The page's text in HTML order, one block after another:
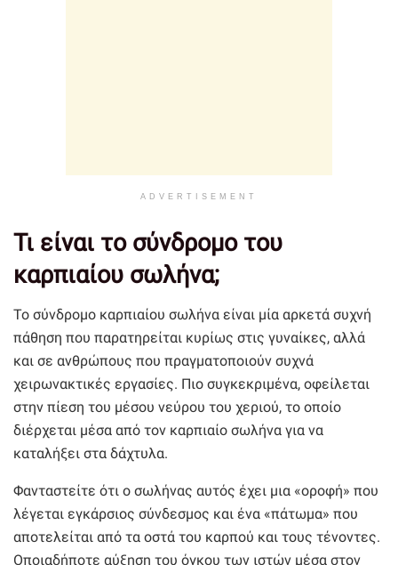
ADVERTISEMENT
Τι είναι το σύνδρομο του
καρπιαίου σωλήνα;
Το σύνδρομο καρπιαίου σωλήνα είναι μία αρκετά συχνή
πάθηση που παρατηρείται κυρίως στις γυναίκες, αλλά
και σε ανθρώπους που πραγματοποιούν συχνά
χειρωνακτικές εργασίες. Πιο συγκεκριμένα, οφείλεται
στην πίεση του μέσου νεύρου του χεριού, το οποίο
διέρχεται μέσα από τον καρπιαίο σωλήνα για να
καταλήξει στα δάχτυλα.
Φανταστείτε ότι ο σωλήνας αυτός έχει μια «οροφή» που
λέγεται εγκάρσιος σύνδεσμος και ένα «πάτωμα» που
αποτελείται από τα οστά του καρπού και τους τένοντες.
Οποιαδήποτε αύξηση του όγκου των ιστών μέσα στον